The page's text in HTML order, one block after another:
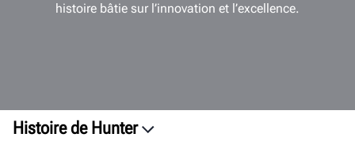
histoire bâtie sur l’innovation et l’excellence.
Histoire de Hunter